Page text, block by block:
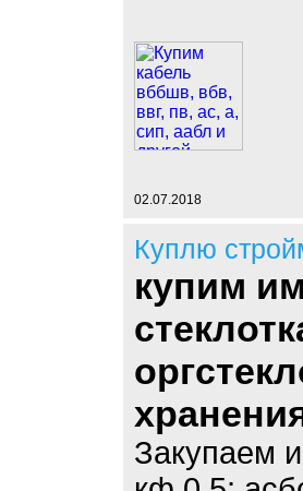
02.07.2018
Куплю
купим
Закупаем